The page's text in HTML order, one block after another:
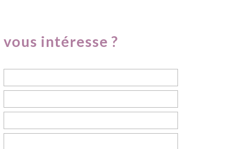
vous intéresse ?